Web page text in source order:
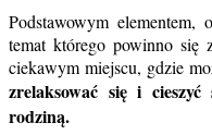
Podstawowym
temat którego powinno się
ciekawym miejscu, gdzie
zrelaksować się i
rodziną.